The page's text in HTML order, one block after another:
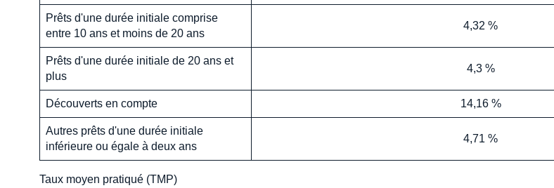
Prêts d'une durée initiale comprise
entre 10 ans et moins de 20 ans
4,32 %
Prêts d'une durée initiale de 20 ans et
plus
4,3 %
Découverts en compte 14,16 %
Autres prêts d'une durée initiale
inférieure ou égale à deux ans
4,71 %
Taux moyen pratiqué (TMP)